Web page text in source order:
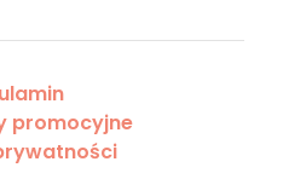
promocyjne